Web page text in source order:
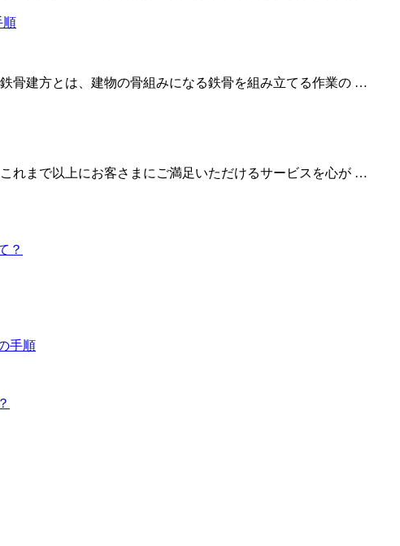
骨建方とは、建物の骨組みになる鉄骨を組み立てる作業の …
れまで以上にお客さまにご満足いただけるサービスを心が …
？
手順